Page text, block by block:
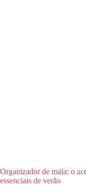
Organizador de mala: o
essenciais de verão